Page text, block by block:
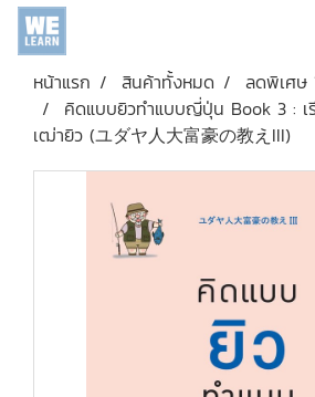
หน้าแรก สินค้าทั้งหมด
ลดพิเศษ
คิดแบบยิวทำแบบญี่ปุ่น Book 3 : เ
เฒ่ายิว (ユダヤ人大富豪の教えIII)